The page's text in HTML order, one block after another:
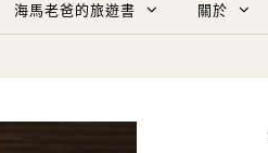
海馬老爸的旅遊書 關於